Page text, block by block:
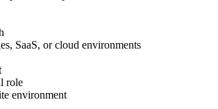
SaaS, or cloud environments
role
environment